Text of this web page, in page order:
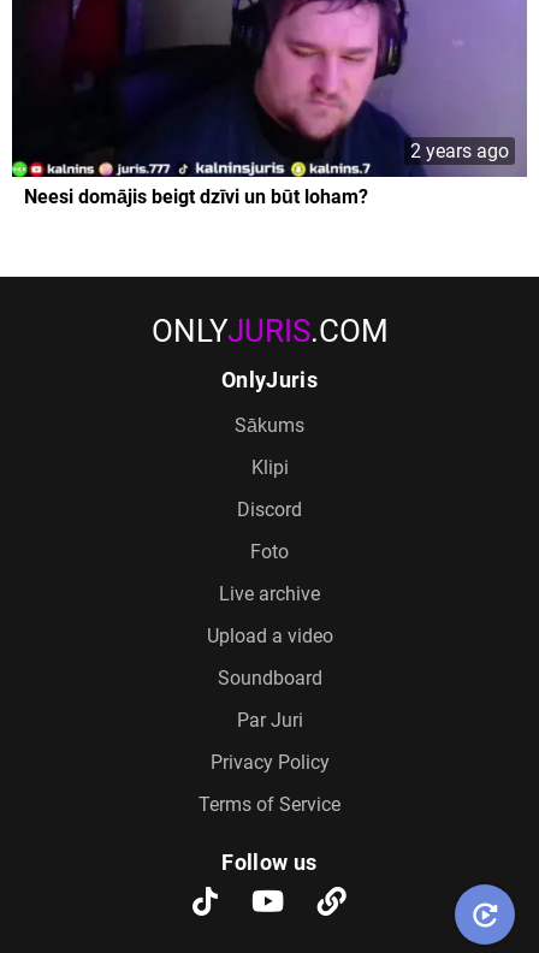
2 years ago
Neesi domājis beigt dzīvi un būt loham?
ONLYJURIS.COM
OnlyJuris
Sākums
Klipi
Discord
Foto
Live archive
Upload a video
Soundboard
Par Juri
Privacy Policy
Terms of Service
Follow us